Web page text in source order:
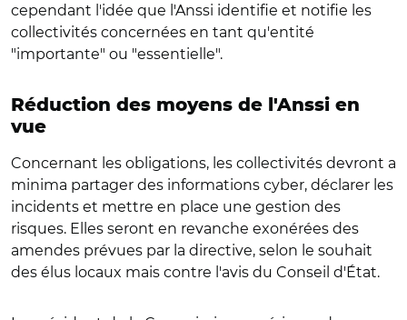
cependant l'idée que l'Anssi identifie et notifie les
collectivités concernées en tant qu'entité
"importante" ou "essentielle".
Réduction des moyens de l'Anssi en
vue
Concernant les obligations, les collectivités devront a
minima partager des informations cyber, déclarer les
incidents et mettre en place une gestion des
risques. Elles seront en revanche exonérées des
amendes prévues par la directive, selon le souhait
des élus locaux mais contre l'avis du Conseil d'État.